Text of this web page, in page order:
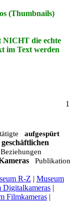
(Thumbnails)
NICHT die echte
im Text werden
1
aufgespürt
geschäftlichen
Beziehungen
Publikation
R-Z | Museum
Digitalkameras |
Filmkameras |